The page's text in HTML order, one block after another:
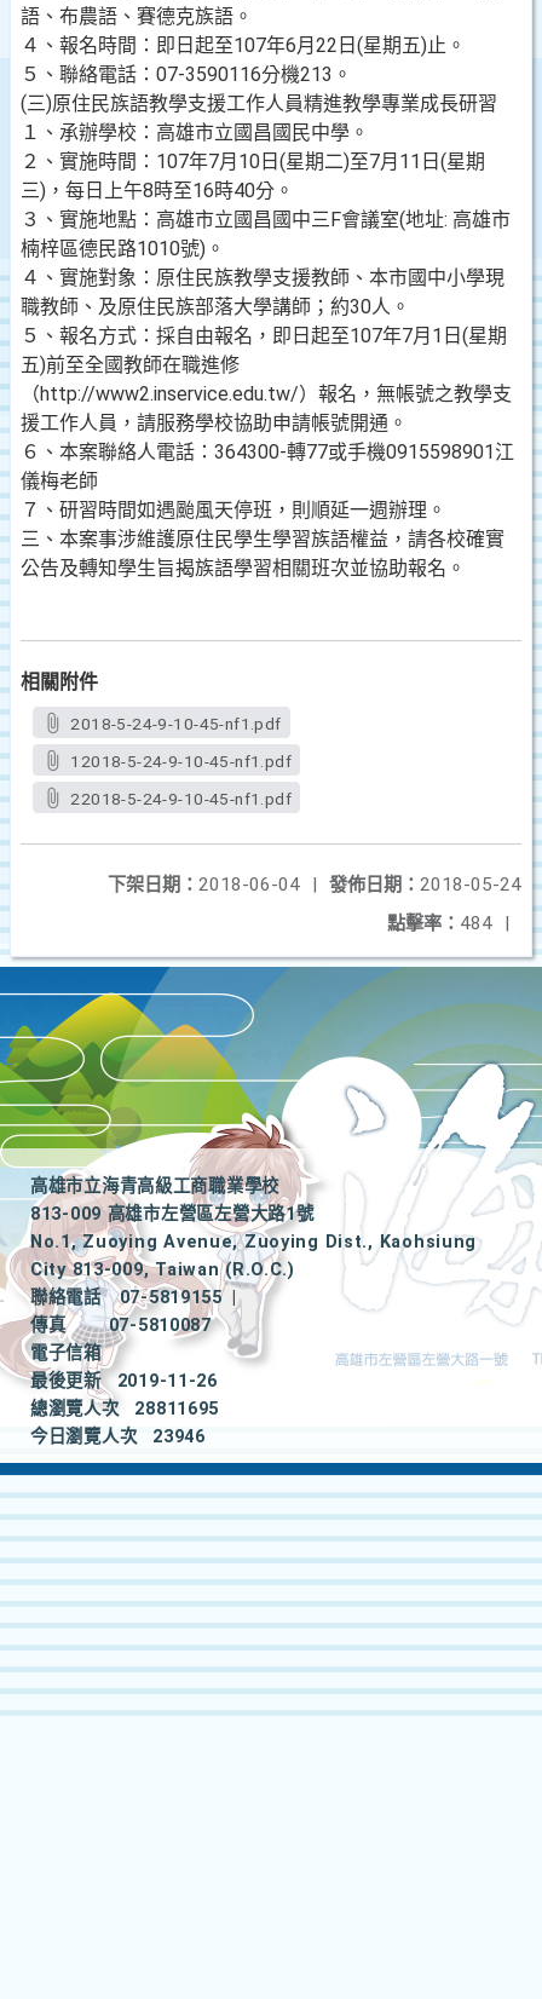
語、布農語、賽德克族語。
４、報名時間：即日起至107年6月22日(星期五)止。
５、聯絡電話：07-3590116分機213。
(三)原住民族語教學支援工作人員精進教學專業成長研習
１、承辦學校：高雄市立國昌國民中學。
２、實施時間：107年7月10日(星期二)至7月11日(星期
三)，每日上午8時至16時40分。
３、實施地點：高雄市立國昌國中三F會議室(地址: 高雄市
楠梓區德民路1010號)。
４、實施對象：原住民族教學支援教師、本市國中小學現
職教師、及原住民族部落大學講師；約30人。
５、報名方式：採自由報名，即日起至107年7月1日(星期
五)前至全國教師在職進修
（http://www2.inservice.edu.tw/）報名，無帳號之教學支
援工作人員，請服務學校協助申請帳號開通。
６、本案聯絡人電話：364300-轉77或手機0915598901江
儀梅老師
７、研習時間如遇颱風天停班，則順延一週辦理。
三、本案事涉維護原住民學生學習族語權益，請各校確實
公告及轉知學生旨揭族語學習相關班次並協助報名。
相關附件
2018-5-24-9-10-45-nf1.pdf
12018-5-24-9-10-45-nf1.pdf
22018-5-24-9-10-45-nf1.pdf
發佈日期： 2018-05-24
下架日期： 2018-06-04
|
點擊率： 484 |
高雄市立海青高級工商職業學校
813-009 高雄市左營區左營大路1號
No.1, Zuoying Avenue, Zuoying Dist., Kaohsiung
City 813-009, Taiwan (R.O.C.)
聯絡電話
07-5819155
|
傳真
07-5810087
電子信箱
最後更新
2019-11-26
總瀏覽人次
28811695
今日瀏覽人次
23946